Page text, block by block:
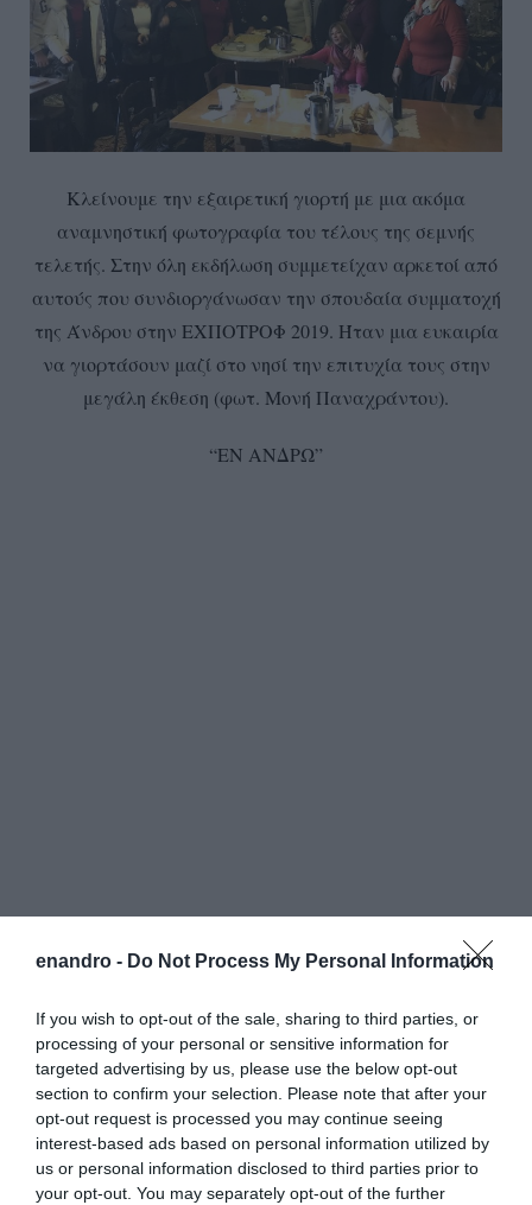
enandro - Do Not Process My Personal Information
If you wish to opt-out of the sale, sharing to third parties, or
processing of your personal or sensitive information for
targeted advertising by us, please use the below opt-out
section to confirm your selection. Please note that after your
opt-out request is processed you may continue seeing
interest-based ads based on personal information utilized by
us or personal information disclosed to third parties prior to
your opt-out. You may separately opt-out of the further
Κλείνουμε την εξαιρετική γιορτή με μια ακόμα
αναμνηστική φωτογραφία του τέλους της σεμνής
τελετής. Στην όλη εκδήλωση συμμετείχαν αρκετοί από
αυτούς που συνδιοργάνωσαν την σπουδαία συμματοχή
της Άνδρου στην ΕΧΠΟΤΡΟΦ 2019. Ήταν μια ευκαιρία
να γιορτάσουν μαζί στο νησί την επιτυχία τους στην
μεγάλη έκθεση (φωτ. Μονή Παναχράντου).
“ΕΝ ΑΝΔΡΩ”